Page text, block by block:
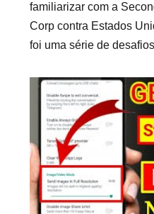
familiarizar com a
Corp contra Estados
foi uma série de